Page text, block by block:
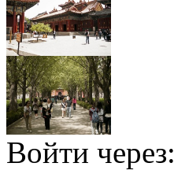
Войти через: